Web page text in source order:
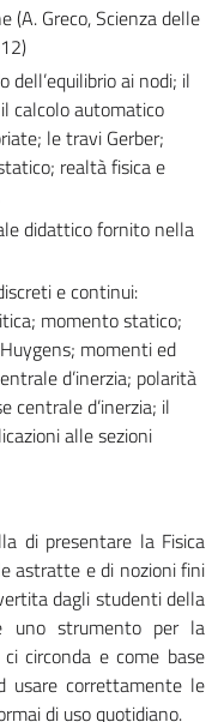
(A. Greco, Scienza delle
ai nodi; il
calcolo automatico
le travi Gerber;
realtà fisica e
didattico fornito nella
e continui:
momento statico;
momenti ed
d’inerzia; polarità
centrale d’inerzia; il
alle sezioni
di presentare la Fisica
astratte e di nozioni fini
dagli studenti della
uno strumento per la
circonda e come base
usare correttamente le
di uso quotidiano.